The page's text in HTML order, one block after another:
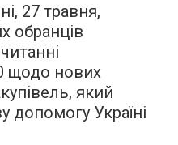
27 травня,
обранців
щодо нових
який
допомогу Україні